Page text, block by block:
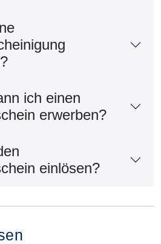
ich einen
erwerben?
einlösen?